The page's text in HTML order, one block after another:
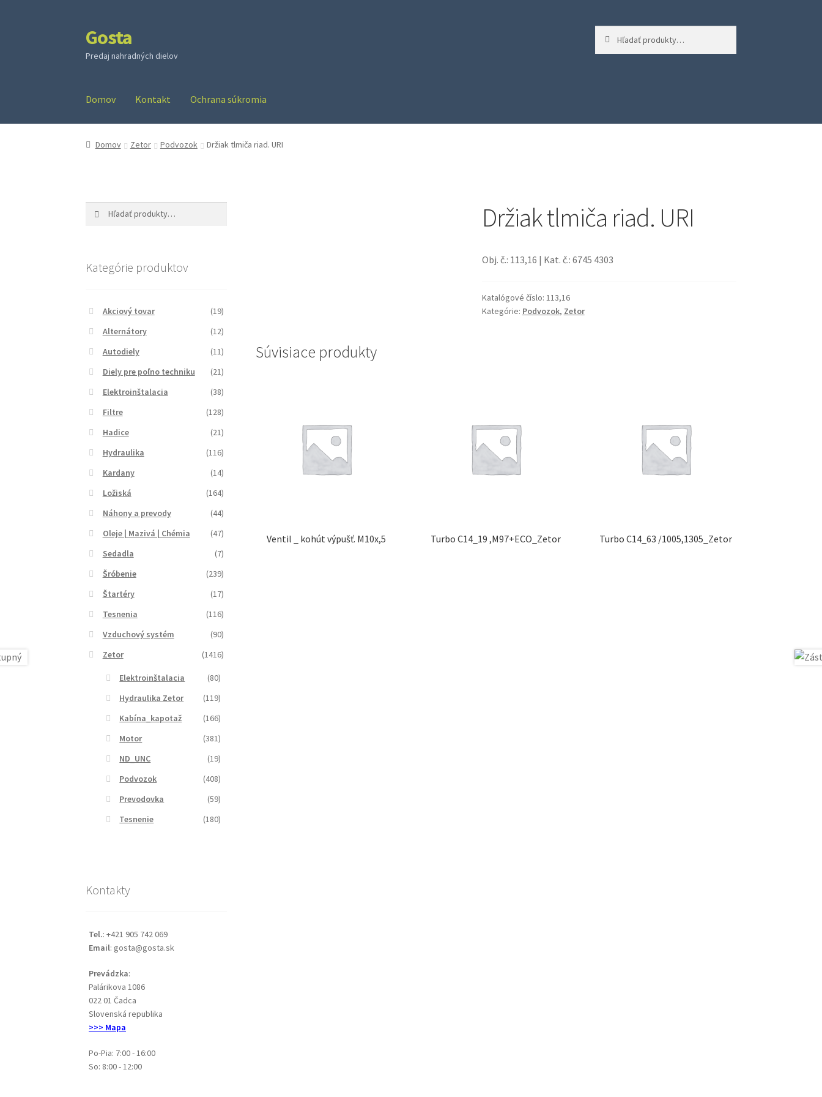
Preskočiť
na
navigáciu
Preskočiť
na
obsah
Gosta
Predaj nahradných dielov
Domov Kontakt Ochrana súkromia
Domov Zetor Podvozok Držiak tlmiča riad. URI
Držiak tlmiča riad. URI
Obj. č.: 113,16 | Kat. č.: 6745 4303
Katalógové číslo: 113,16
Kategórie: Podvozok, Zetor
Súvisiace produkty
Ventil _ kohút výpušť. M10x,5 Turbo C14_19 ,M97+ECO_Zetor Turbo C14_63 /1005,1305_Zetor
Vyhľadávanie
Kategórie produktov
Akciový tovar
(19)
Alternátory
(12)
Autodiely
(11)
Diely pre poľno techniku
(21)
Elektroinštalacia
(38)
Filtre
(128)
Hadice
(21)
Hydraulika
(116)
Kardany
(14)
Ložiská
(164)
Náhony a prevody
(44)
Oleje | Mazivá | Chémia
(47)
Sedadla
(7)
Šróbenie
(239)
Štartéry
(17)
Tesnenia
(116)
Vzduchový systém
(90)
Zetor
(1416)
Elektroinštalacia
(80)
Hydraulika Zetor
(119)
Kabína_kapotaž
(166)
Motor
(381)
ND_UNC
(19)
Podvozok
(408)
Prevodovka
(59)
Tesnenie
(180)
Kontakty
Tel.: +421 905 742 069
Email: gosta@gosta.sk
Prevádzka:
Palárikova 1086
022 01 Čadca
Slovenská republika
>>> Mapa
Po-Pia: 7:00 - 16:00
So: 8:00 - 12:00